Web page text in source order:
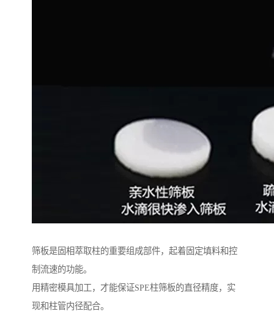
筛板是固相萃取柱的重要组成部件，起着固定填料和控
制流速的功能。
用精密模具加工，才能保证SPE柱筛板的直径精度，实
现和柱管内径配合。